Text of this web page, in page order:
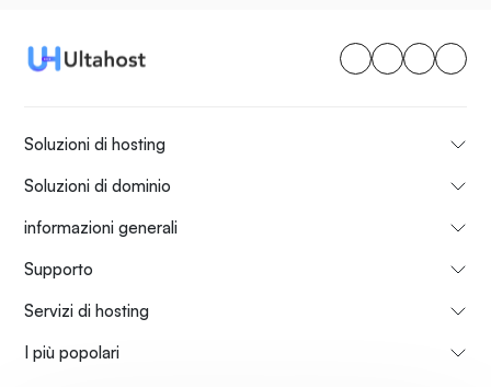
Soluzioni di hosting
Soluzioni di dominio
informazioni generali
Supporto
Servizi di hosting
I più popolari